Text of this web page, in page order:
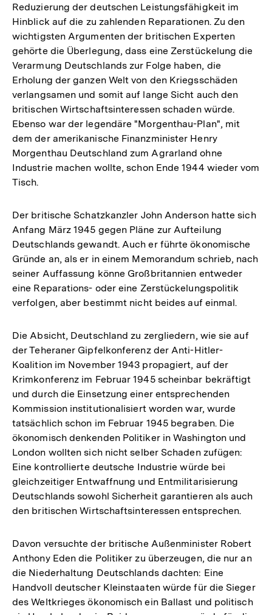
Reduzierung der deutschen Leistungsfähigkeit im
Hinblick auf die zu zahlenden Reparationen. Zu den
wichtigsten Argumenten der britischen Experten
gehörte die Überlegung, dass eine Zerstückelung die
Verarmung Deutschlands zur Folge haben, die
Erholung der ganzen Welt von den Kriegsschäden
verlangsamen und somit auf lange Sicht auch den
britischen Wirtschaftsinteressen schaden würde.
Ebenso war der legendäre "Morgenthau-Plan", mit
dem der amerikanische Finanzminister Henry
Morgenthau Deutschland zum Agrarland ohne
Industrie machen wollte, schon Ende 1944 wieder vom
Tisch.
Der britische Schatzkanzler John Anderson hatte sich
Anfang März 1945 gegen Pläne zur Aufteilung
Deutschlands gewandt. Auch er führte ökonomische
Gründe an, als er in einem Memorandum schrieb, nach
seiner Auffassung könne Großbritannien entweder
eine Reparations- oder eine Zerstückelungspolitik
verfolgen, aber bestimmt nicht beides auf einmal.
Die Absicht, Deutschland zu zergliedern, wie sie auf
der Teheraner Gipfelkonferenz der Anti-Hitler-
Koalition im November 1943 propagiert, auf der
Krimkonferenz im Februar 1945 scheinbar bekräftigt
und durch die Einsetzung einer entsprechenden
Kommission institutionalisiert worden war, wurde
tatsächlich schon im Februar 1945 begraben. Die
ökonomisch denkenden Politiker in Washington und
London wollten sich nicht selber Schaden zufügen:
Eine kontrollierte deutsche Industrie würde bei
gleichzeitiger Entwaffnung und Entmilitarisierung
Deutschlands sowohl Sicherheit garantieren als auch
den britischen Wirtschaftsinteressen entsprechen.
Davon versuchte der britische Außenminister Robert
Anthony Eden die Politiker zu überzeugen, die nur an
die Niederhaltung Deutschlands dachten: Eine
Handvoll deutscher Kleinstaaten würde für die Sieger
des Weltkrieges ökonomisch ein Ballast und politisch